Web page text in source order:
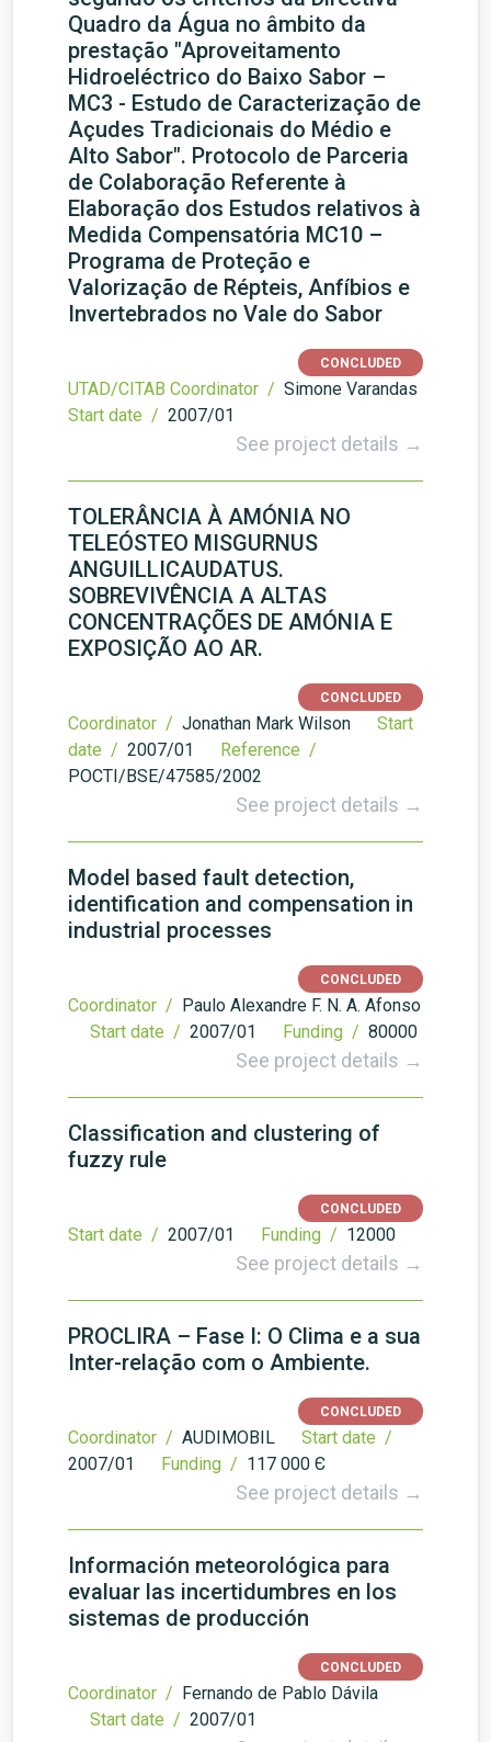
Quadro da Água no âmbito da
prestação "Aproveitamento
Hidroeléctrico do Baixo Sabor –
MC3 - Estudo de Caracterização de
Açudes Tradicionais do Médio e
Alto Sabor". Protocolo de Parceria
de Colaboração Referente à
Elaboração dos Estudos relativos à
Medida Compensatória MC10 –
Programa de Proteção e
Valorização de Répteis, Anfíbios e
Invertebrados no Vale do Sabor
CONCLUDED
UTAD/CITAB Coordinator / Simone Varandas
Start date / 2007/01
See project details →
TOLERÂNCIA À AMÓNIA NO
TELEÓSTEO MISGURNUS
ANGUILLICAUDATUS.
SOBREVIVÊNCIA A ALTAS
CONCENTRAÇÕES DE AMÓNIA E
EXPOSIÇÃO AO AR.
CONCLUDED
Coordinator / Jonathan Mark Wilson
Start
date / 2007/01
Reference /
POCTI/BSE/47585/2002
See project details →
Model based fault detection,
identification and compensation in
industrial processes
CONCLUDED
Coordinator / Paulo Alexandre F. N. A. Afonso
Start date / 2007/01 Funding / 80000
See project details →
Classification and clustering of
fuzzy rule
CONCLUDED
Start date / 2007/01 Funding / 12000
See project details →
PROCLIRA – Fase I: O Clima e a sua
Inter-relação com o Ambiente.
CONCLUDED
Coordinator / AUDIMOBIL
Start date /
2007/01
Funding / 117 000 Є
See project details →
Información meteorológica para
evaluar las incertidumbres en los
sistemas de producción
CONCLUDED
Coordinator / Fernando de Pablo Dávila
Start date / 2007/01